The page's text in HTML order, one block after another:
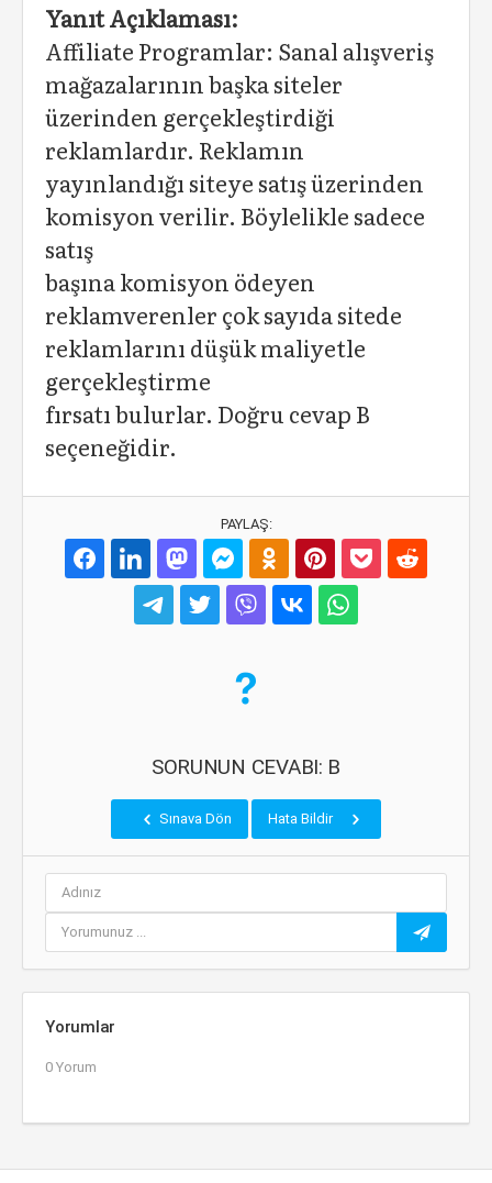
Yanıt Açıklaması:
Affiliate Programlar: Sanal alışveriş
mağazalarının başka siteler
üzerinden gerçekleştirdiği
reklamlardır. Reklamın
yayınlandığı siteye satış üzerinden
komisyon verilir. Böylelikle sadece
satış
başına komisyon ödeyen
reklamverenler çok sayıda sitede
reklamlarını düşük maliyetle
gerçekleştirme
fırsatı bulurlar. Doğru cevap B
seçeneğidir.
PAYLAŞ:
SORUNUN CEVABI: B
Sınava Dön Hata Bildir
Yorumlar
0 Yorum